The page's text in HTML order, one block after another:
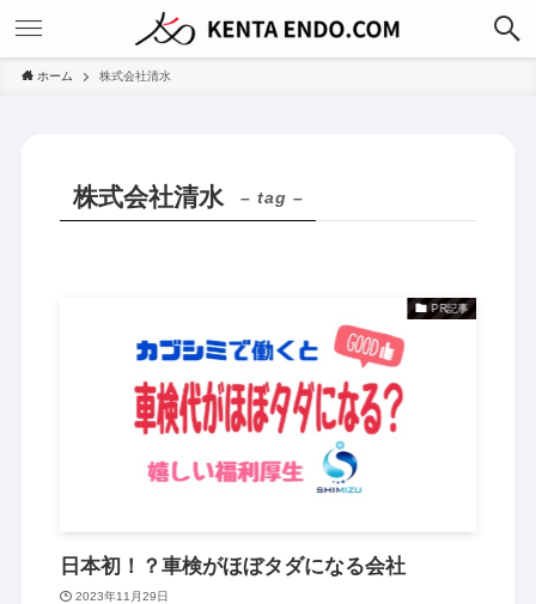
ホーム 株式会社清水
株式会社清水 – tag –
PR記事
日本初！？車検がほぼタダになる会社
2023年11月29日